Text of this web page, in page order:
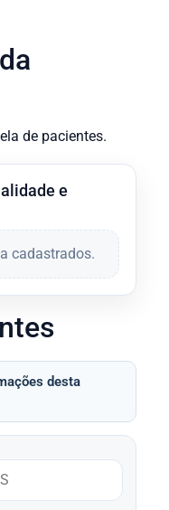
de pacientes.
e
cadastrados.
desta